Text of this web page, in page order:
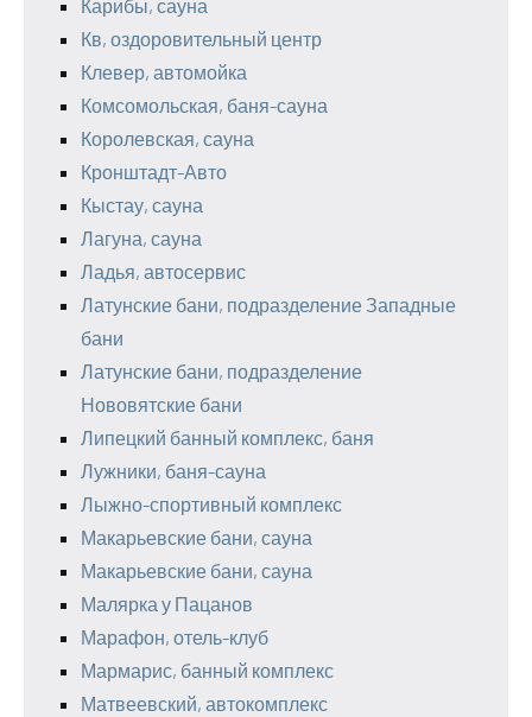
Карибы, сауна
Кв, оздоровительный центр
Клевер, автомойка
Комсомольская, баня-сауна
Королевская, сауна
Кронштадт-Авто
Кыстау, сауна
Лагуна, сауна
Ладья, автосервис
Латунские бани, подразделение Западные
бани
Латунские бани, подразделение
Нововятские бани
Липецкий банный комплекс, баня
Лужники, баня-сауна
Лыжно-спортивный комплекс
Макарьевские бани, сауна
Макарьевские бани, сауна
Малярка у Пацанов
Марафон, отель-клуб
Мармарис, банный комплекс
Матвеевский, автокомплекс